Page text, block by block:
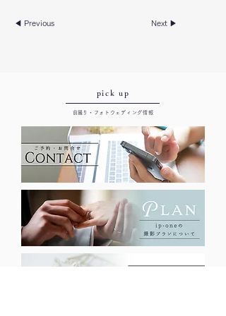
◀︎ Previous Next ▶︎
​pick up
​前撮り・フォトウェディング情報